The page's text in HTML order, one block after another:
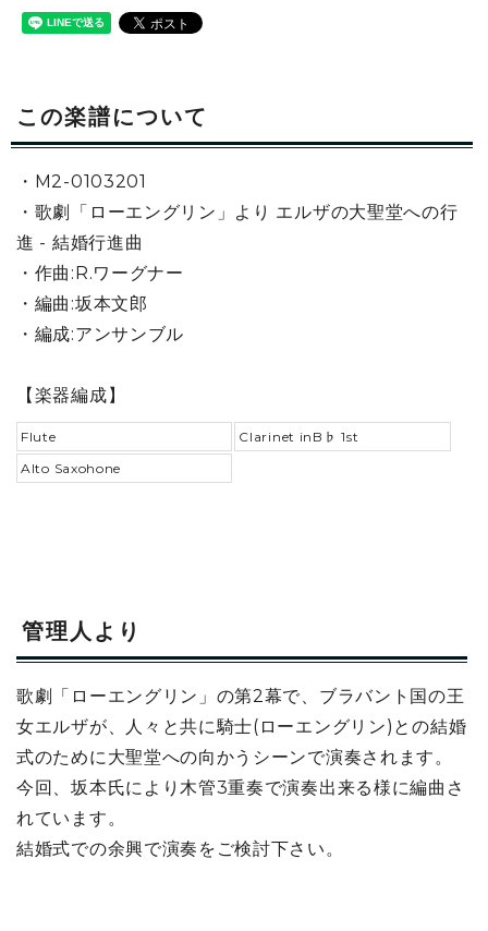
この楽譜について
・M2-0103201
・歌劇「ローエングリン」より エルザの大聖堂への行
進 - 結婚行進曲
・作曲:R.ワーグナー
・編曲:坂本文郎
・編成:アンサンブル
【楽器編成】
Flute
Clarinet inB♭ 1st
Alto Saxohone
管理人より
歌劇「ローエングリン」の第2幕で、ブラバント国の王
女エルザが、人々と共に騎士(ローエングリン)との結婚
式のために大聖堂への向かうシーンで演奏されます。
今回、坂本氏により木管3重奏で演奏出来る様に編曲さ
れています。
結婚式での余興で演奏をご検討下さい。